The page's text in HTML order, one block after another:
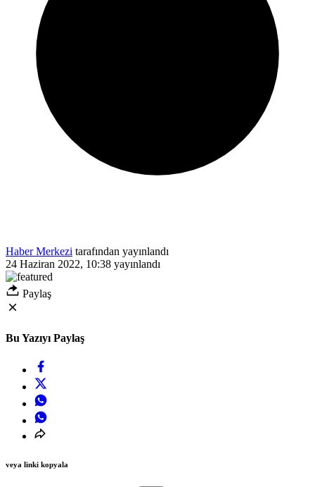
Haber Merkezi tarafından yayınlandı
24 Haziran 2022, 10:38 yayınlandı
Paylaş
Bu Yazıyı Paylaş
veya linki kopyala